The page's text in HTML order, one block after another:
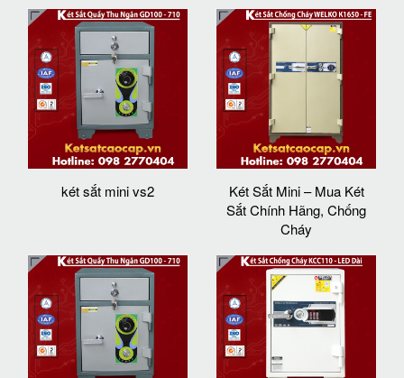
két sắt mini vs2
Két Sắt Mini – Mua Két
Sắt Chính Hãng, Chống
Cháy